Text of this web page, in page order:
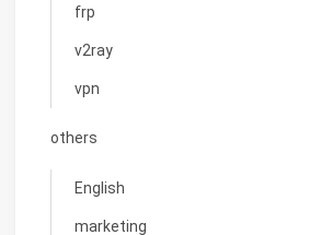
frp
v2ray
vpn
others
English
marketing